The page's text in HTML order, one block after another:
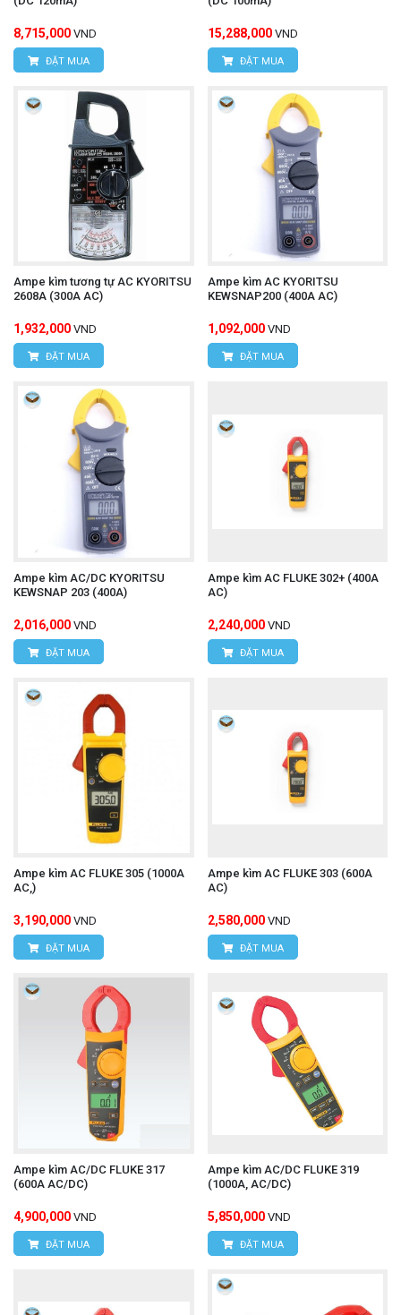
8,715,000 VND
ĐẶT MUA
15,288,000 VND
ĐẶT MUA
Ampe kìm tương tự AC KYORITSU
2608A (300A AC)
1,932,000 VND
ĐẶT MUA
Ampe kìm AC KYORITSU
KEWSNAP200 (400A AC)
1,092,000 VND
ĐẶT MUA
Ampe kìm AC/DC KYORITSU
KEWSNAP 203 (400A)
2,016,000 VND
ĐẶT MUA
Ampe kìm AC FLUKE 302+ (400A
AC)
2,240,000 VND
ĐẶT MUA
Ampe kìm AC FLUKE 305 (1000A
AC,)
3,190,000 VND
ĐẶT MUA
Ampe kìm AC FLUKE 303 (600A
AC)
2,580,000 VND
ĐẶT MUA
Ampe kìm AC/DC FLUKE 317
(600A AC/DC)
4,900,000 VND
ĐẶT MUA
Ampe kìm AC/DC FLUKE 319
(1000A, AC/DC)
5,850,000 VND
ĐẶT MUA